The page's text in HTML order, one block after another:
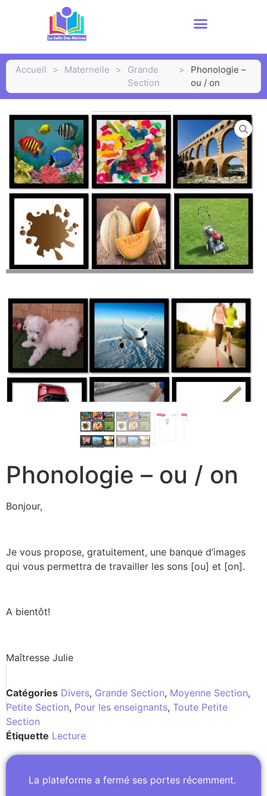
Accueil > Maternelle >
Grande
Section
>
Phonologie –
ou / on
Phonologie – ou / on
Bonjour,
Je vous propose, gratuitement, une banque d’images
qui vous permettra de travailler les sons [ou] et [on].
A bientôt!
Maîtresse Julie
Catégories Divers, Grande Section, Moyenne Section,
Petite Section, Pour les enseignants, Toute Petite
Section
Étiquette Lecture
La plateforme a fermé ses portes récemment.